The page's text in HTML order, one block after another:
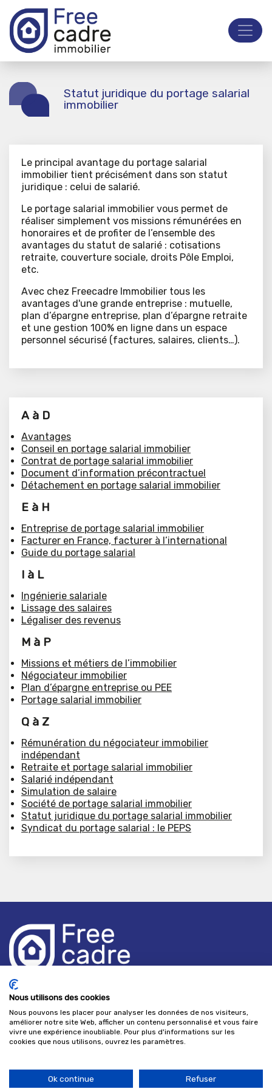
Statut juridique du portage salarial
immobilier
Le principal avantage du portage salarial
immobilier tient précisément dans son statut
juridique : celui de salarié.
Le portage salarial immobilier vous permet de
réaliser simplement vos missions rémunérées en
honoraires et de profiter de l’ensemble des
avantages du statut de salarié : cotisations
retraite, couverture sociale, droits Pôle Emploi,
etc.
Avec chez Freecadre Immobilier tous les
avantages d'une grande entreprise : mutuelle,
plan d’épargne entreprise, plan d’épargne retraite
et une gestion 100% en ligne dans un espace
personnel sécurisé (factures, salaires, clients…).
A à D
Avantages
Conseil en portage salarial immobilier
Contrat de portage salarial immobilier
Document d’information précontractuel
Détachement en portage salarial immobilier
E à H
Entreprise de portage salarial immobilier
Facturer en France, facturer à l’international
Guide du portage salarial
I à L
Ingénierie salariale
Lissage des salaires
Légaliser des revenus
M à P
Missions et métiers de l’immobilier
Négociateur immobilier
Plan d’épargne entreprise ou PEE
Portage salarial immobilier
Q à Z
Rémunération du négociateur immobilier
indépendant
Retraite et portage salarial immobilier
Salarié indépendant
Simulation de salaire
Société de portage salarial immobilier
Statut juridique du portage salarial immobilier
Syndicat du portage salarial : le PEPS
Freecadre Immobilier,
les portes d'Uzès, 1 rue Vincent Faita 30000 NÎMES -
France
Ouverture de 9h à 17 h les jours ouvrés
+33(0)4 66 70 22 22
Nous utilisons des cookies
Nous pouvons les placer pour analyser les données de nos visiteurs,
améliorer notre site Web, afficher un contenu personnalisé et vous faire
vivre une expérience inoubliable. Pour plus d'informations sur les
cookies que nous utilisons, ouvrez les paramètres.
Ok continue Refuser